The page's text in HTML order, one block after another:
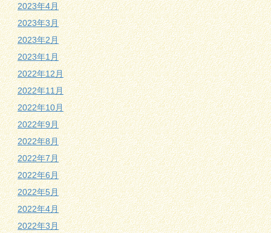
2023年4月
2023年3月
2023年2月
2023年1月
2022年12月
2022年11月
2022年10月
2022年9月
2022年8月
2022年7月
2022年6月
2022年5月
2022年4月
2022年3月